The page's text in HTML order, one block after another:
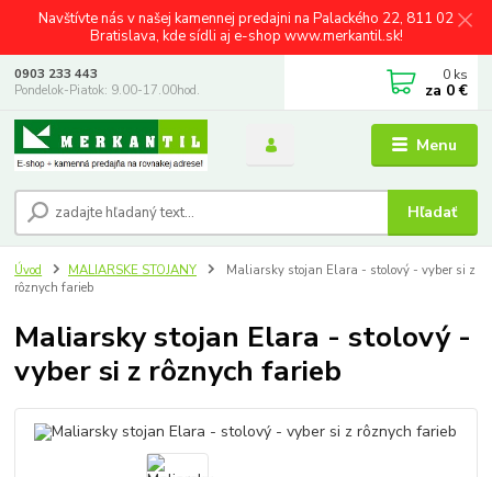
Navštívte nás v našej kamennej predajni na Palackého 22, 811 02
Bratislava, kde sídli aj e-shop www.merkantil.sk!
Menu
Hľadať
0903 233 443
Pondelok-Piatok: 9.00-17.00hod.
0 ks
za 0 €
Úvod MALIARSKE STOJANY
Maliarsky stojan Elara - stolový - vyber si z
rôznych farieb
Maliarsky stojan Elara - stolový -
vyber si z rôznych farieb